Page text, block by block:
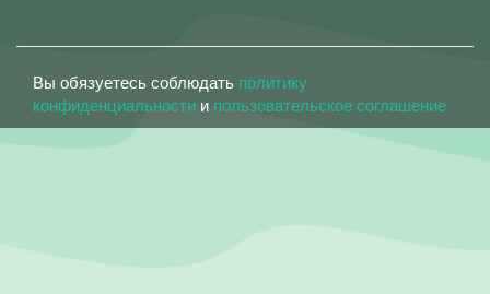
Вы обязуетесь соблюдать политику
конфиденциальности и пользовательское соглашение